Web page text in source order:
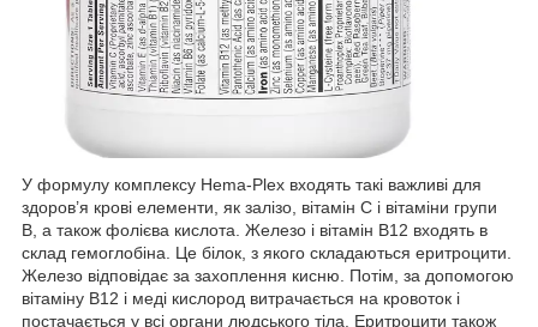
У формулу комплексу Hema-Plex входять такі важливі для
здоров’я крові елементи, як залізо, вітамін С і вітаміни групи
В, а також фолієва кислота. Железо і вітамін В12 входять в
склад гемоглобіна. Це білок, з якого складаються еритроцити.
Железо відповідає за захоплення кисню. Потім, за допомогою
вітаміну В12 і меді кислород витрачається на кровоток і
постачається у всі органи людського тіла. Еритроцити також